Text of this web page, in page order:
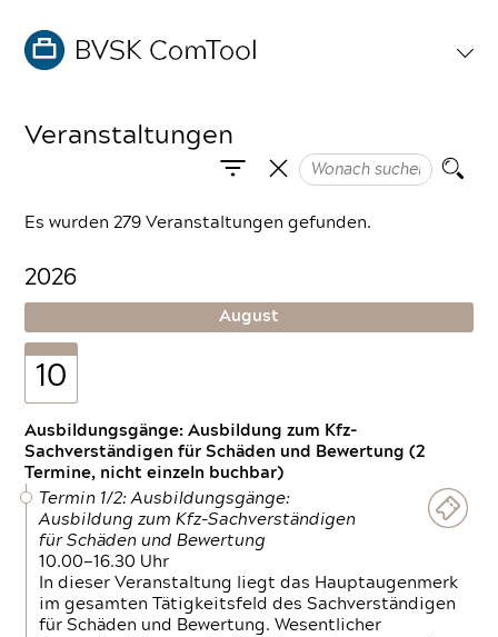
Veranstaltungen
Es wurden 279 Veranstaltungen gefunden.
2026
August
10
Ausbildungsgänge: Ausbildung zum Kfz-
Sachverständigen für Schäden und Bewertung (2
Termine, nicht einzeln buchbar)
Termin 1/2: Ausbildungsgänge:
Ausbildung zum Kfz-Sachverständigen
für Schäden und Bewertung
10.00—16.30 Uhr
In dieser Veranstaltung liegt das Hauptaugenmerk
im gesamten Tätigkeitsfeld des Sachverständigen
für Schäden und Bewertung. Wesentlicher